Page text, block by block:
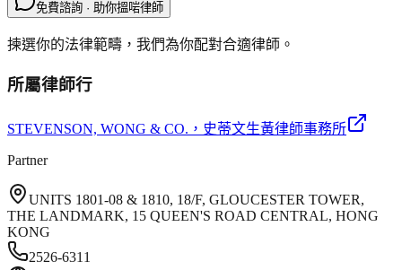
免費諮詢 · 助你搵啱律師
揀選你的法律範疇，我們為你配對合適律師。
所屬律師行
STEVENSON, WONG & CO. ，史蒂文生黃律師事務所
Partner
UNITS 1801-08 & 1810, 18/F, GLOUCESTER TOWER,
THE LANDMARK, 15 QUEEN'S ROAD CENTRAL, HONG
KONG
2526-6311